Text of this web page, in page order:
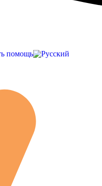
помощь